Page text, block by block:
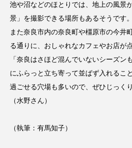
池や沼などのほとりでは、地上の風景
景」を撮影できる場所もあるそうです。
また奈良市内の奈良町や橿原市の今井
る通りに、おしゃれなカフェやお店が
「奈良はさほど混んでいないシーズン
にふらっと立ち寄って並ばず入れるこ
過ごせる穴場も多いので、ぜひじっく
（水野さん）
（執筆：有馬知子）